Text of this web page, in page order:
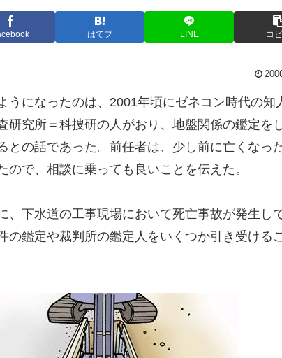
はてブ LINE コ
になったのは、2001年頃にゼネコン時代の知
研究所＝科捜研の人がおり、地盤関係の鑑定を
との話であった。前任者は、少し前に亡くなっ
で、相談に乗っても良いことを伝えた。
下水道の工事現場において死亡事故が発生し
の鑑定や裁判所の鑑定人をいくつか引き受ける